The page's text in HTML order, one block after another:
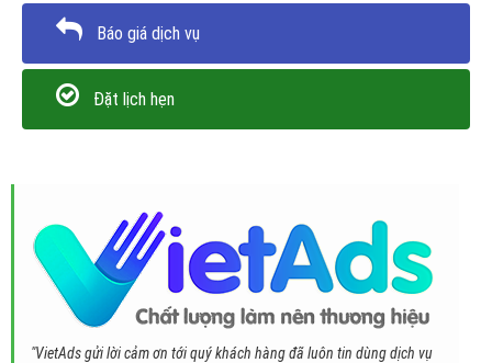
Báo giá dịch vụ
Đặt lịch hẹn
"VietAds gửi lời cảm ơn tới quý khách hàng đã luôn tin dùng dịch vụ